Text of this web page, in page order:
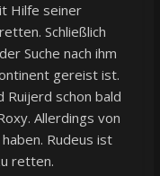
Hilfe seiner
Schließlich
Suche nach ihm
gereist ist.
Ruijerd schon bald
Allerdings von
Rudeus ist
retten.